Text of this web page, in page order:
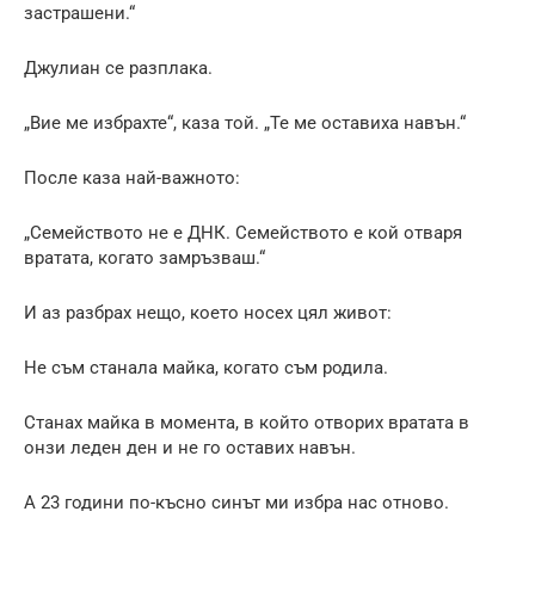
застрашени.“
Джулиан се разплака.
„Вие ме избрахте“, каза той. „Те ме оставиха навън.“
После каза най-важното:
„Семейството не е ДНК. Семейството е кой отваря
вратата, когато замръзваш.“
И аз разбрах нещо, което носех цял живот:
Не съм станала майка, когато съм родила.
Станах майка в момента, в който отворих вратата в
онзи леден ден и не го оставих навън.
А 23 години по-късно синът ми избра нас отново.